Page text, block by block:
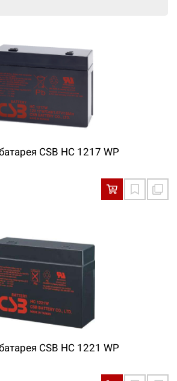
CSB HC 1217 WP
CSB HC 1221 WP